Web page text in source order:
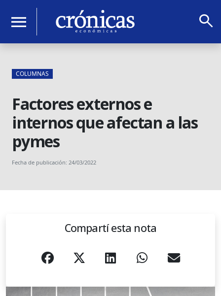
menu search
COLUMNAS
Factores externos e
internos que afectan a las
pymes
Fecha de publicación: 24/03/2022
Compartí esta nota